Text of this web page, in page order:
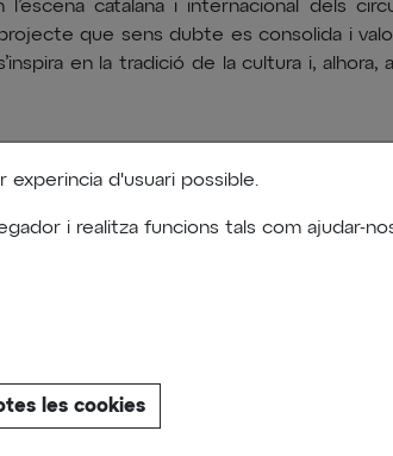
d'usuari possible.
i realitza funcions tals com ajudar-
les cookies
l’escena catalana i internacional dels
que sens dubte es consolida i
en la tradició de la cultura i,
que camineu pels carrers, les
i bonica sincronia que relaciona
evocadora del nostre centre
busquen amb la necessitat de
ells, d’emocionar-nos. Hem dissenyat